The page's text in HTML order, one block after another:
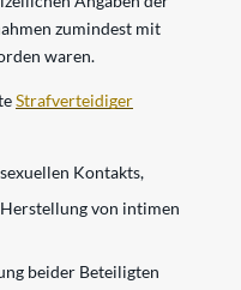
zumindest mit
waren.
Strafverteidiger
Kontakts,
von intimen
beider Beteiligten